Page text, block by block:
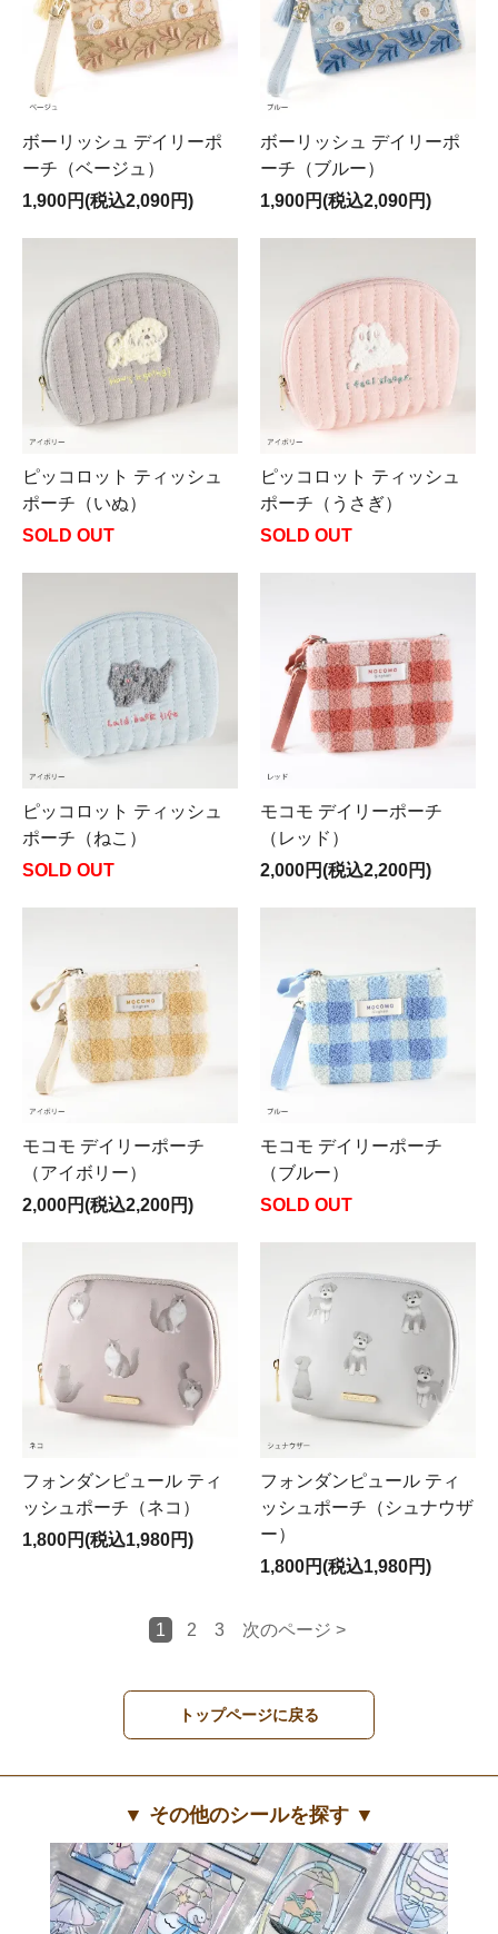
ボーリッシュ デイリーポ
ーチ（ベージュ）
1,900円(税込2,090円)
ボーリッシュ デイリーポ
ーチ（ブルー）
1,900円(税込2,090円)
ピッコロット ティッシュ
ポーチ（いぬ）
SOLD OUT
ピッコロット ティッシュ
ポーチ（うさぎ）
SOLD OUT
ピッコロット ティッシュ
ポーチ（ねこ）
SOLD OUT
モコモ デイリーポーチ
（レッド）
2,000円(税込2,200円)
モコモ デイリーポーチ
（アイボリー）
2,000円(税込2,200円)
モコモ デイリーポーチ
（ブルー）
SOLD OUT
フォンダンピュール ティ
ッシュポーチ（ネコ）
1,800円(税込1,980円)
フォンダンピュール ティ
ッシュポーチ（シュナウザ
ー）
1,800円(税込1,980円)
1 2 3 次のページ >
トップページに戻る
▼ その他のシールを探す ▼